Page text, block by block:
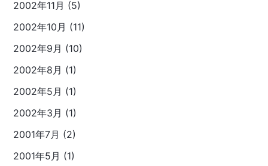
2002年11月 (5)
2002年10月 (11)
2002年9月 (10)
2002年8月 (1)
2002年5月 (1)
2002年3月 (1)
2001年7月 (2)
2001年5月 (1)